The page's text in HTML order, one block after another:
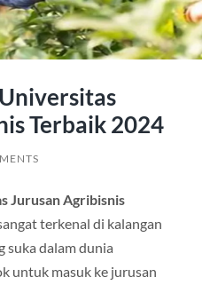
Terbaik 2024
Jurusan Agribisnis
terkenal di kalangan
suka dalam dunia
untuk masuk ke jurusan